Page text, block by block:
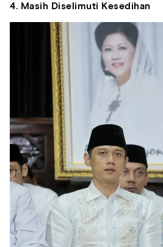
4. Masih Diselimuti Kesedihan